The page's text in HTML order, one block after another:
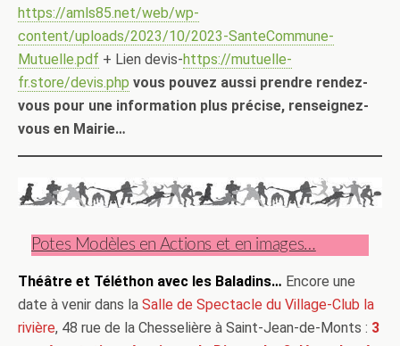
https://amls85.net/web/wp-
content/uploads/2023/10/2023-SanteCommune-
Mutuelle.pdf + Lien devis-https://mutuelle-
fr.store/devis.php vous pouvez aussi prendre rendez-
vous pour une information plus précise, renseignez-
vous en Mairie…
Potes Modèles en Actions et en images…
Théâtre et Téléthon avec les Baladins… Encore une
date à venir dans la Salle de Spectacle du Village-Club la
rivière, 48 rue de la Chesselière à Saint-Jean-de-Monts : 3